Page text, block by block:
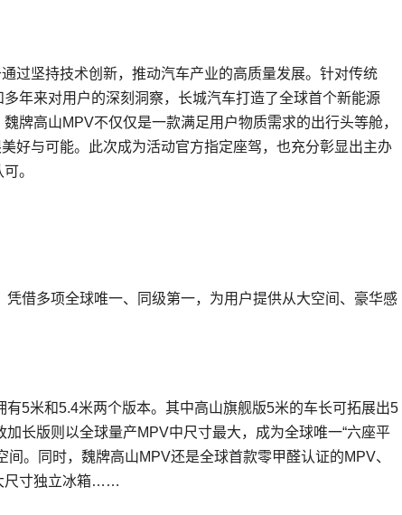
过坚持技术创新，推动汽车产业的高质量发展。针对传统
年来对用户的深刻洞察，长城汽车打造了全球首个新能源
牌高山MPV不仅仅是一款满足用户物质需求的出行头等舱，
好与可能。此次成为活动官方指定座驾，也充分彰显出主办
。
借多项全球唯一、同级第一，为用户提供从大空间、豪华感
5米和5.4米两个版本。其中高山旗舰版5米的车长可拓展出5
长版则以全球量产MPV中尺寸最大，成为全球唯一“六座平
。同时，魏牌高山MPV还是全球首款零甲醛认证的MPV、
尺寸独立冰箱……